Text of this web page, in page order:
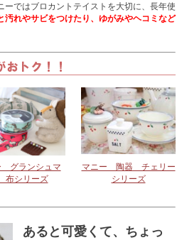
ーではブロカントテイストを大切に、長年使
汚れやサビをつけたり、ゆがみやヘコミなど
グランシュマ
シリーズ
マニー 陶器 チェリー
シリーズ
あると可愛くて、ちょっ